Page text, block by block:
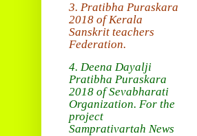
3. Pratibha Puraskara
2018 ofKerala
Sanskrit teachers
Federation.
4. Deena Dayalji
Pratibha Puraskara
2018 of Sevabharati
Organization. For the
project
Samprativartah News